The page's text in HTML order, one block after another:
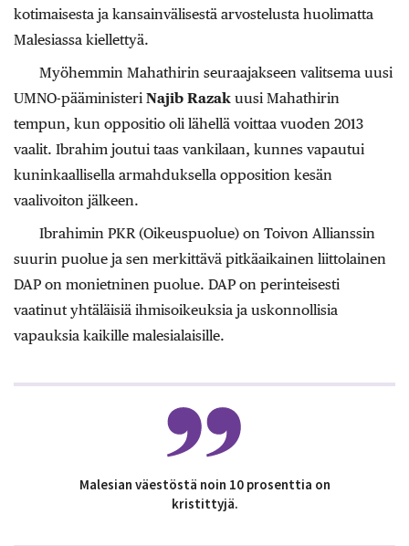
kotimaisesta ja kansainvälisestä arvostelusta huolimatta
Malesiassa kiellettyä.
Myöhemmin Mahathirin seuraajakseen valitsema uusi
UMNO-pääministeri Najib Razak uusi Mahathirin
tempun, kun oppositio oli lähellä voittaa vuoden 2013
vaalit. Ibrahim joutui taas vankilaan, kunnes vapautui
kuninkaallisella armahduksella opposition kesän
vaalivoiton jälkeen.
Ibrahimin PKR (Oikeuspuolue) on Toivon Allianssin
suurin puolue ja sen merkittävä pitkäaikainen liittolainen
DAP on monietninen puolue. DAP on perinteisesti
vaatinut yhtäläisiä ihmisoikeuksia ja uskonnollisia
vapauksia kaikille malesialaisille.
Malesian väestöstä noin 10 prosenttia on
kristittyjä.